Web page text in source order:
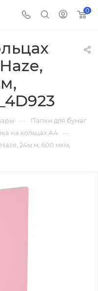
0
— Папки для бумаг
на кольцах А4 —
24м м, 600 мкм,